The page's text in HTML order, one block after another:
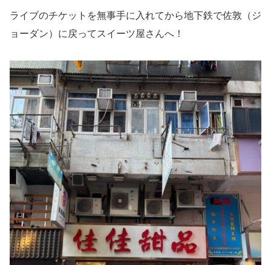
ライブのチケットを無事手に入れてから地下鉄で佐敦（ジ
ョーダン）に戻ってスイーツ屋さんへ！